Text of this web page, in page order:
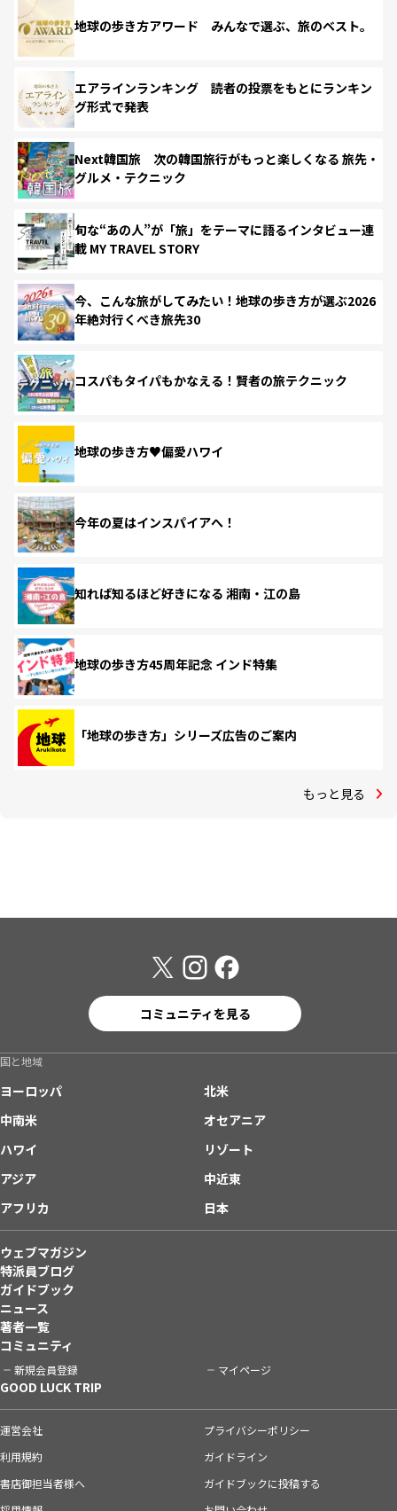
地球の歩き方アワード みんなで選ぶ、旅のベスト。
エアラインランキング 読者の投票をもとにランキン
グ形式で発表
Next韓国旅 次の韓国旅行がもっと楽しくなる 旅先・
グルメ・テクニック
旬な“あの人”が「旅」をテーマに語るインタビュー連
載 MY TRAVEL STORY
今、こんな旅がしてみたい！地球の歩き方が選ぶ2026
年絶対行くべき旅先30
コスパもタイパもかなえる！賢者の旅テクニック
地球の歩き方♥偏愛ハワイ
今年の夏はインスパイアへ！
知れば知るほど好きになる 湘南・江の島
地球の歩き方45周年記念 インド特集
「地球の歩き方」シリーズ広告のご案内
もっと見る
コミュニティを見る
国と地域
ヨーロッパ
北米
中南米
オセアニア
ハワイ
リゾート
アジア
中近東
アフリカ
日本
ウェブマガジン
特派員ブログ
ガイドブック
ニュース
著者一覧
コミュニティ
新規会員登録 マイページ
GOOD LUCK TRIP
運営会社
プライバシーポリシー
利用規約
ガイドライン
書店御担当者様へ
ガイドブックに投稿する